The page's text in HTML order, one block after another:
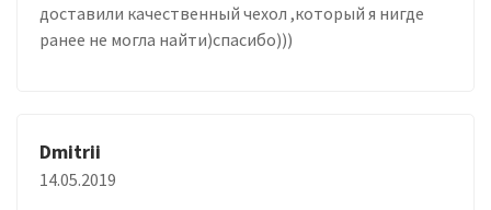
доставили качественный чехол ,который я нигде
ранее не могла найти)спасибо)))
Dmitrii
14.05.2019